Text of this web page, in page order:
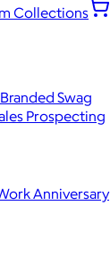
Collections
Branded Swag
Anniversary
Prospecting